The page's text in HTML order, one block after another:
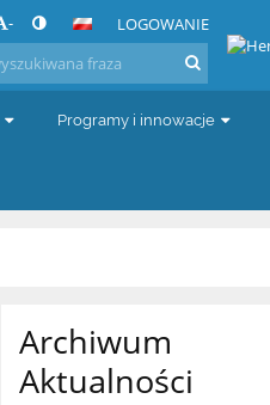
- LOGOWANIE
Programy i innowacje
Archiwum
Aktualności